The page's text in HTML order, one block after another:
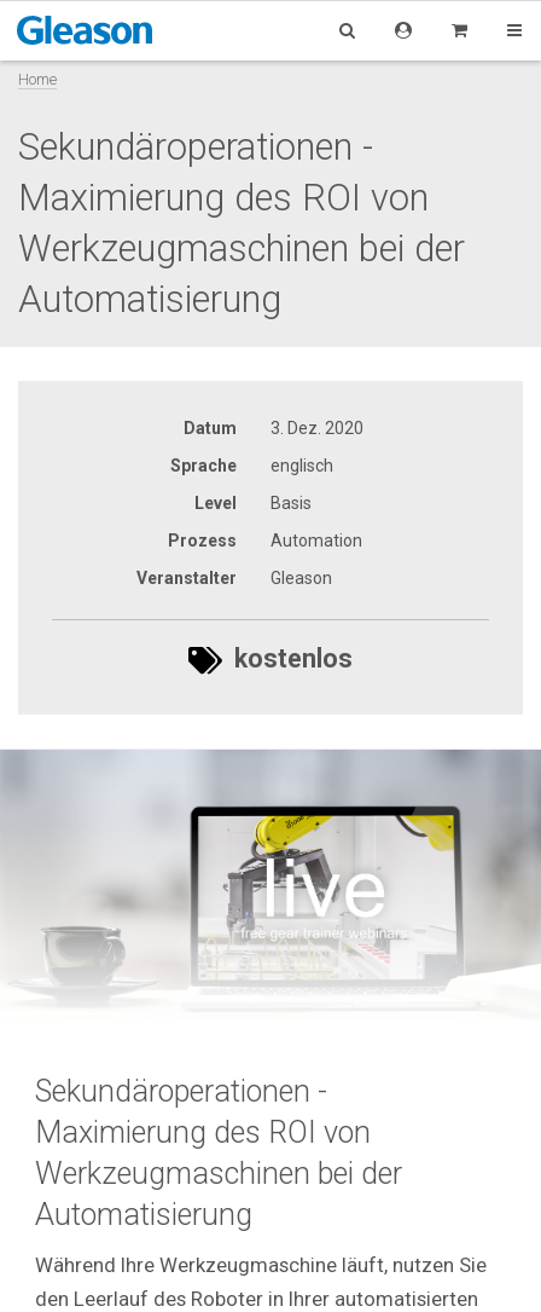
Home
Sekundäroperationen -
Maximierung des ROI von
Werkzeugmaschinen bei der
Automatisierung
Datum
3. Dez. 2020
Sprache
englisch
Level
Basis
Prozess
Automation
Veranstalter
Gleason
kostenlos
Sekundäroperationen -
Maximierung des ROI von
Werkzeugmaschinen bei der
Automatisierung
Während Ihre Werkzeugmaschine läuft, nutzen Sie
den Leerlauf des Roboter in Ihrer automatisierten